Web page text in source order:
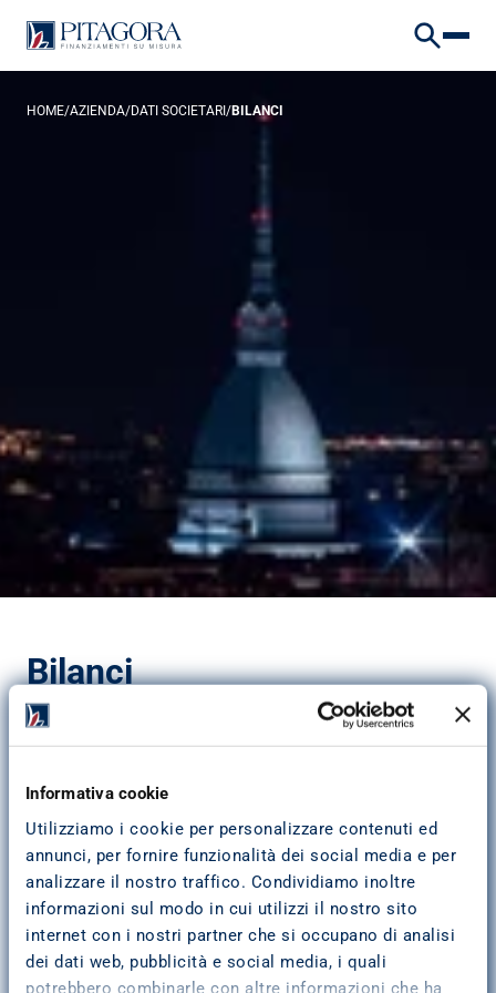
Informativa cookie
Utilizziamo i cookie per personalizzare contenuti ed
annunci, per fornire funzionalità dei social media e per
analizzare il nostro traffico. Condividiamo inoltre
informazioni sul modo in cui utilizzi il nostro sito
internet con i nostri partner che si occupano di analisi
dei dati web, pubblicità e social media, i quali
potrebbero combinarle con altre informazioni che ha
VAI AL CONTENUTO
VAI AL FOOTER
HOME/AZIENDA/DATI SOCIETARI /BILANCI
Bilanci
Consulta o scarica la versione pdf dei Bilanci predisposti
da Pitagora SpA.
Bilancio 2025
Bilancio 2023
Bilancio 2022
Bilancio 2021
Bilancio 2020
Bilancio 2019
Bilancio 2018
Bilancio 2017
Bilancio 2016